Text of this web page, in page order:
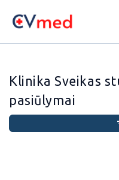
Klinika Sveikas
pasiūlymai